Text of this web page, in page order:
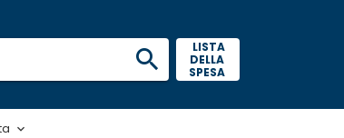
LISTA
DELLA
SPESA